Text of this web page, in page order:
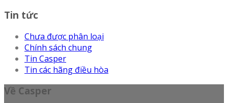
Tin tức
Chưa được phân loại
Chính sách chung
Tin Casper
Tin các hãng điều hòa
Về Casper